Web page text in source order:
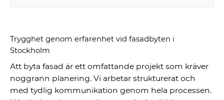
Trygghet genom erfarenhet vid fasadbyten i
Stockholm
Att byta fasad är ett omfattande projekt som kräver
noggrann planering. Vi arbetar strukturerat och
med tydlig kommunikation genom hela processen.